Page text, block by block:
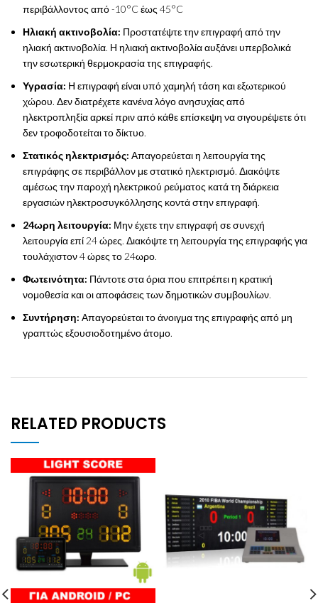
περιβάλλοντος από -10°C έως 45°C
Ηλιακή ακτινοβολία: Προστατέψτε την επιγραφή από την
ηλιακή ακτινοβολία. Η ηλιακή ακτινοβολία αυξάνει υπερβολικά
την εσωτερική θερμοκρασία της επιγραφής.
Υγρασία: Η επιγραφή είναι υπό χαμηλή τάση και εξωτερικού
χώρου. Δεν διατρέχετε κανένα λόγο ανησυχίας από
ηλεκτροπληξία αρκεί πριν από κάθε επίσκεψη να σιγουρέψετε ότι
δεν τροφοδοτείται το δίκτυο.
Στατικός ηλεκτρισμός: Απαγορεύεται η λειτουργία της
επιγράφης σε περιβάλλον με στατικό ηλεκτρισμό. Διακόψτε
αμέσως την παροχή ηλεκτρικού ρεύματος κατά τη διάρκεια
εργασιών ηλεκτροσυγκόλλησης κοντά στην επιγραφή.
24ωρη λειτουργία: Μην έχετε την επιγραφή σε συνεχή
λειτουργία επί 24 ώρες. Διακόψτε τη λειτουργία της επιγραφής για
τουλάχιστον 4 ώρες το 24ωρο.
Φωτεινότητα: Πάντοτε στα όρια που επιτρέπει η κρατική
νομοθεσία και οι αποφάσεις των δημοτικών συμβουλίων.
Συντήρηση: Απαγορεύεται το άνοιγμα της επιγραφής από μη
γραπτώς εξουσιοδοτημένο άτομο.
RELATED PRODUCTS